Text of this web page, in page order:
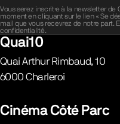
Vous serez inscrit·e à la newsletter de
moment en cliquant sur le lien « Se
mail que vous recevrez de notre part.
confidentialité.
Quai10
Quai Arthur Rimbaud, 10
6000 Charleroi
Cinéma Côté Parc